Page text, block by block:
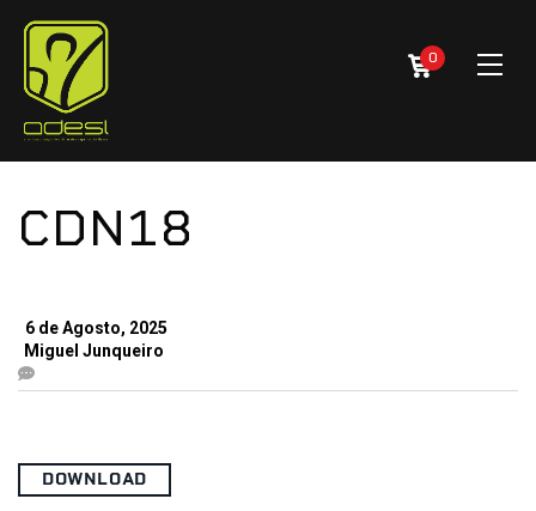
0
CDN18
6 de Agosto, 2025
Miguel Junqueiro
DOWNLOAD